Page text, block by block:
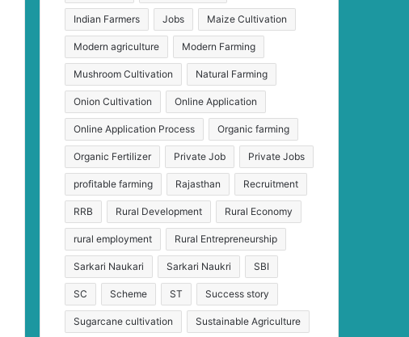
Indian Farmers Jobs Maize Cultivation
Modern agriculture Modern Farming
Mushroom Cultivation Natural Farming
Onion Cultivation Online Application
Online Application Process Organic farming
Organic Fertilizer Private Job Private Jobs
profitable farming Rajasthan Recruitment
RRB Rural Development Rural Economy
rural employment Rural Entrepreneurship
Sarkari Naukari Sarkari Naukri SBI
SC Scheme ST Success story
Sugarcane cultivation Sustainable Agriculture